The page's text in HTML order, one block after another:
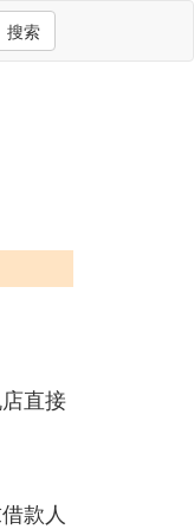
搜索
直接
款人